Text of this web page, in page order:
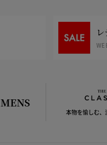
MENS
本物を愉しむ、